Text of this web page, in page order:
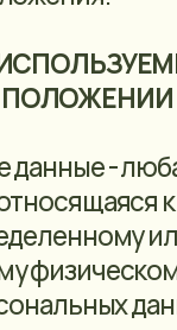
изменение);